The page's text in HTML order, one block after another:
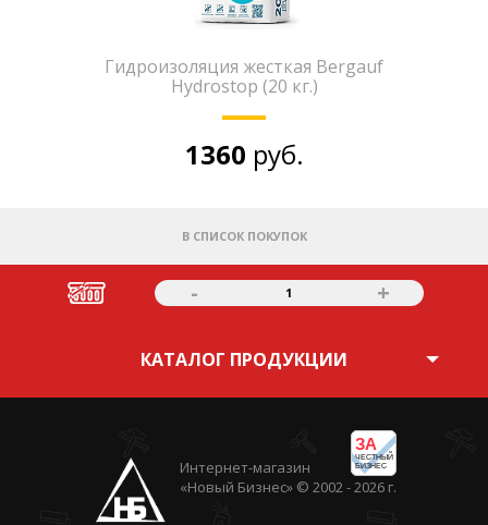
Гидроизоляция жесткая Bergauf
Hydrostop (20 кг.)
1360 руб.
В СПИСОК ПОКУПОК
- 1 +
КАТАЛОГ ПРОДУКЦИИ
ЗА
ЧЕСТНЫЙ
БИЗНЕС
Интернет-магазин
«Новый Бизнес» © 2002 - 2026 г.